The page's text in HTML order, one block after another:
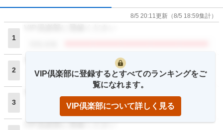
8/5 20:11更新 （8/5 18:59集計）
1
2
VIP倶楽部に登録ください
閲覧者数
3
VIP倶楽部に登録ください
VIP倶楽部に登録するとすべてのランキングをご
覧になれます。
VIP倶楽部について詳しく見る